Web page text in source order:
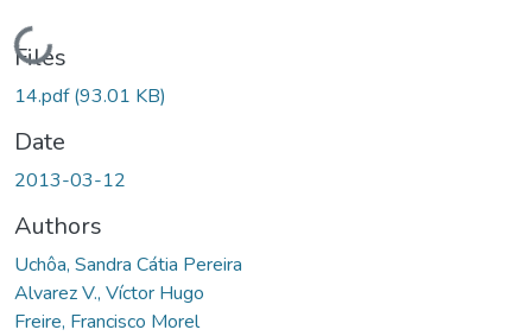
Loading...
Files
14.pdf(93.01 KB)
Date
2013-03-12
Authors
Uchôa, Sandra Cátia Pereira
Alvarez V., Víctor Hugo
Freire, Francisco Morel